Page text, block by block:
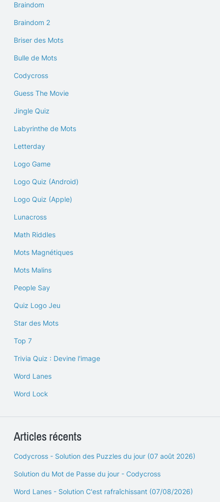
Braindom
Braindom 2
Briser des Mots
Bulle de Mots
Codycross
Guess The Movie
Jingle Quiz
Labyrinthe de Mots
Letterday
Logo Game
Logo Quiz (Android)
Logo Quiz (Apple)
Lunacross
Math Riddles
Mots Magnétiques
Mots Malins
People Say
Quiz Logo Jeu
Star des Mots
Top 7
Trivia Quiz : Devine l'image
Word Lanes
Word Lock
Articles récents
Codycross - Solution des Puzzles du jour (07 août 2026)
Solution du Mot de Passe du jour - Codycross
Word Lanes - Solution C'est rafraîchissant (07/08/2026)